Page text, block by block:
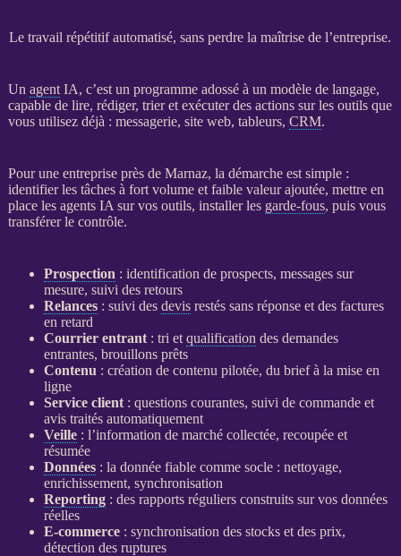
Le travail répétitif automatisé, sans perdre la maîtrise de l’entreprise.
Un agent IA, c’est un programme adossé à un modèle de langage,
capable de lire, rédiger, trier et exécuter des actions sur les outils que
vous utilisez déjà : messagerie, site web, tableurs, CRM.
Pour une entreprise près de Marnaz, la démarche est simple :
identifier les tâches à fort volume et faible valeur ajoutée, mettre en
place les agents IA sur vos outils, installer les garde-fous, puis vous
transférer le contrôle.
Prospection : identification de prospects, messages sur
mesure, suivi des retours
Relances: suivi des devisrestés sans réponse et des factures
en retard
Courrier entrant: tri et qualification des demandes
entrantes, brouillons prêts
Contenu : création de contenu pilotée, du brief à la mise en
ligne
Service client: questions courantes, suivi de commande et
avis traités automatiquement
Veille: l’information de marché collectée, recoupée et
résumée
Données: la donnéefiable comme socle : nettoyage,
enrichissement, synchronisation
Reporting: des rapports réguliers construits sur vos données
réelles
E-commerce: synchronisation des stocks et des prix,
détection des ruptures